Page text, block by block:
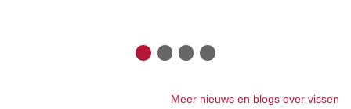
Meer nieuws en blogs over vissen